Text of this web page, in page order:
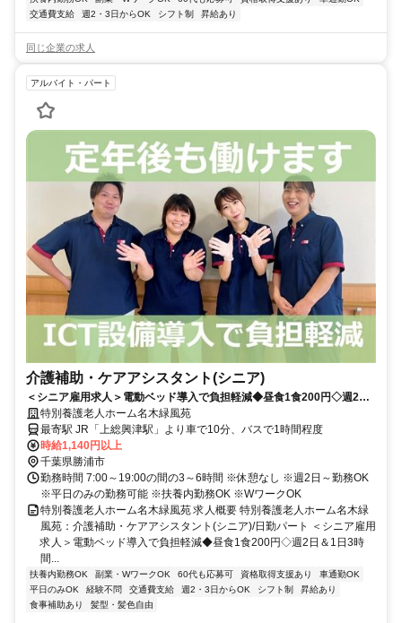
交通費支給
週2・3日からOK シフト制 昇給あり
同じ企業の求人
アルバイト・パート
介護補助・ケアアシスタント(シニア)
＜シニア雇用求人＞電動ベッド導入で負担軽減◆昼食1食200円◇週2日
＆1日3時間～OK◎60代活躍中！資格経験不問【勝浦市、上総興津駅、
特養、介護補助・ケアアシスタント(シニア)、日勤パート】
特別養護老人ホーム名木緑風苑
最寄駅 JR「上総興津駅」より車で10分、バスで1時間程度
時給1,140円以上
千葉県勝浦市
勤務時間 7:00～19:00の間の3～6時間 ※休憩なし ※週2日～勤務OK
※平日のみの勤務可能 ※扶養内勤務OK ※WワークOK
特別養護老人ホーム名木緑風苑 求人概要 特別養護老人ホーム名木緑
風苑：介護補助・ケアアシスタント(シニア)/日勤パート ＜シニア雇用
求人＞電動ベッド導入で負担軽減◆昼食1食200円◇週2日＆1日3時
間...
扶養内勤務OK 副業・WワークOK 60代も応募可 資格取得支援あり
車通勤OK
平日のみOK
経験不問 交通費支給 週2・3日からOK シフト制
昇給あり
食事補助あり
髪型・髪色自由